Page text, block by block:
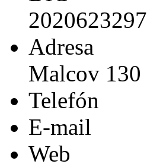
2020623297
Adresa
Malcov 130
Telefón
E-mail
Web